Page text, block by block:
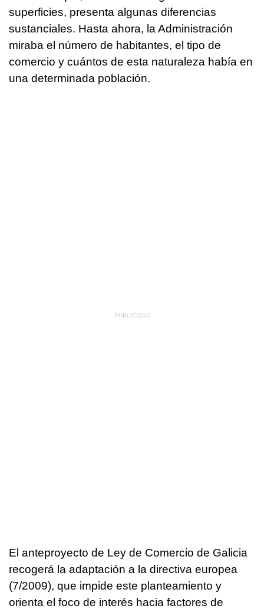
superficies, presenta algunas diferencias
sustanciales. Hasta ahora, la Administración
miraba el número de habitantes, el tipo de
comercio y cuántos de esta naturaleza había en
una determinada población.
El anteproyecto de Ley de Comercio de Galicia
recogerá la adaptación a la directiva europea
(7/2009), que impide este planteamiento y
orienta el foco de interés hacia factores de